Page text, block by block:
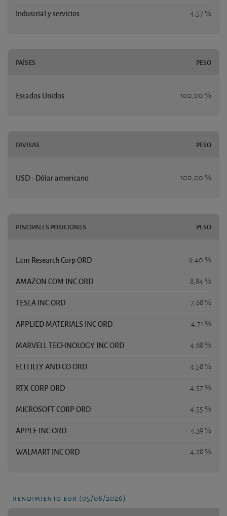
Industrial y servicios 4,57 %
PAÍSES PESO
Estados Unidos 100,00 %
DIVISAS PESO
USD - Dólar americano 100,00 %
PINCIPALES POSICIONES PESO
Lam Research Corp ORD 9,40 %
AMAZON.COM INC ORD 8,84 %
TESLA INC ORD 7,68 %
APPLIED MATERIALS INC ORD 4,71 %
MARVELL TECHNOLOGY INC ORD 4,68 %
ELI LILLY AND CO ORD 4,58 %
RTX CORP ORD 4,57 %
MICROSOFT CORP ORD 4,55 %
APPLE INC ORD 4,39 %
WALMART INC ORD 4,28 %
rendimiento eur (05/08/2026)